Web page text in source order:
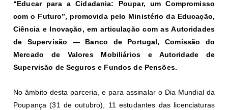
“Educar para a Cidadania: Poupar, um Compromisso
com o Futuro”, promovida pelo Ministério da Educação,
Ciência e Inovação, em articulação com as Autoridades
de Supervisão — Banco de Portugal, Comissão do
Mercado de Valores Mobiliários e Autoridade de
Supervisão de Seguros e Fundos de Pensões.
No âmbito desta parceria, e para assinalar o Dia Mundial da
Poupança (31 de outubro), 11 estudantes das licenciaturas